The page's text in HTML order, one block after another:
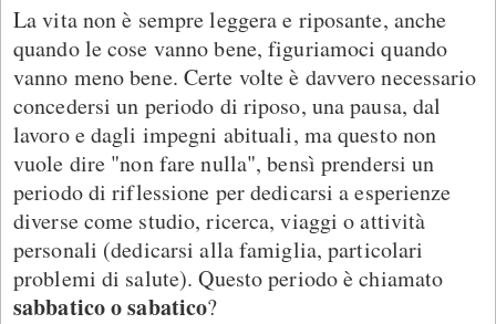
La vita non è sempre leggera e riposante, anche
quando le cose vanno bene, figuriamoci quando
vanno meno bene. Certe volte è davvero necessario
concedersi un periodo di riposo, una pausa, dal
lavoro e dagli impegni abituali, ma questo non
vuole dire "non fare nulla", bensì prendersi un
periodo di riflessione per dedicarsi a esperienze
diverse come studio, ricerca, viaggi o attività
personali (dedicarsi alla famiglia, particolari
problemi di salute). Questo periodo è chiamato
sabbatico o sabatico?